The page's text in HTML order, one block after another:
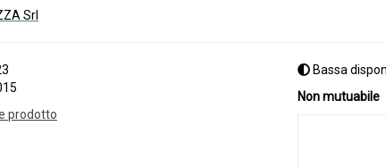
Srl
prodotto
Bassa
Non mutuabile